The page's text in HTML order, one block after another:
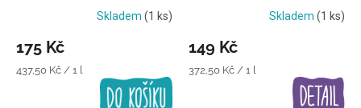
Transparentní lak
Skladem (1 ks)
175 Kč
Měrná
437,50 Kč / 1 l
průhledných barev
Skladem (1 ks)
149 Kč
Měrná
372,50 Kč / 1 l